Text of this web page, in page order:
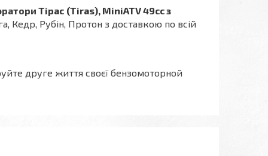
Тірас (Tiras), MiniATV 49cc з
Кедр, Рубін, Протон з доставкою по всій
друге життя своєї бензомоторной